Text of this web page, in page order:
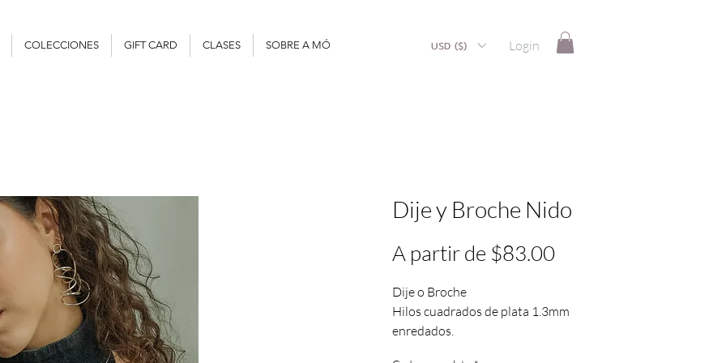
COLECCIONES GIFT CARD CLASES SOBRE A MÓ Login
USD ($)
Dije y Broche Nido
A partir de $83.00Preço
Dije o Broche
Hilos cuadrados de plata 1.3mm
enredados.